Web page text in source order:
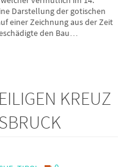
Darstellung der gotischen
einer Zeichnung aus der Zeit
den Bau…
KREUZ